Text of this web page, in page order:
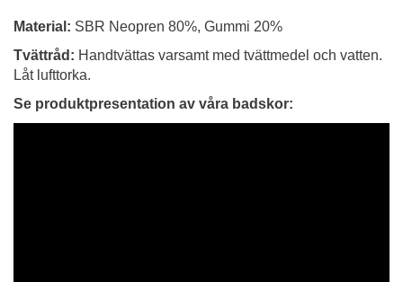
Material: SBR Neopren 80%, Gummi 20%
Tvättråd: Handtvättas varsamt med tvättmedel och vatten.
Låt lufttorka.
Se produktpresentation av våra badskor: